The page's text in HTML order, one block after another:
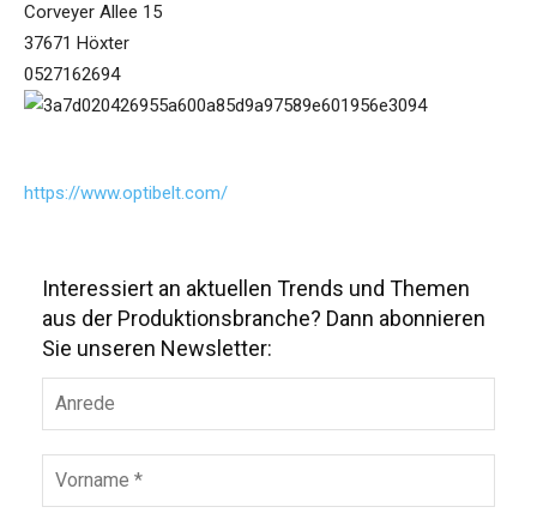
Corveyer Allee 15
37671 Höxter
0527162694
https://www.optibelt.com/
Interessiert an aktuellen Trends und Themen
aus der Produktionsbranche? Dann abonnieren
Sie unseren Newsletter: